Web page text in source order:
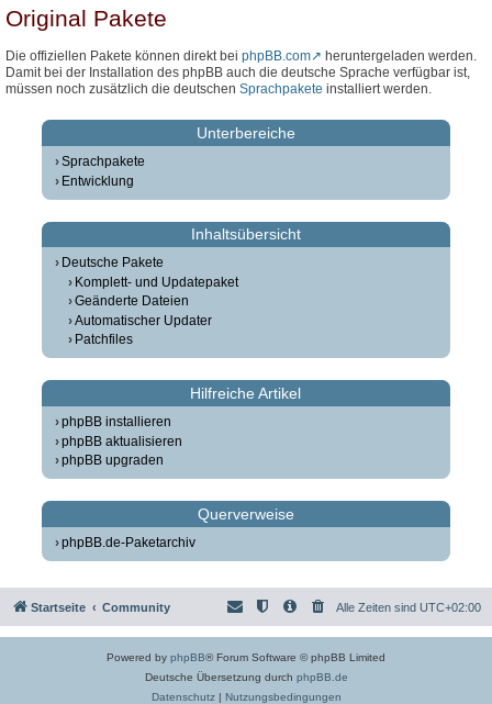
Original Pakete
Die offiziellen Pakete können direkt bei phpBB.com
heruntergeladen werden.
Damit bei der Installation des phpBB auch die deutsche Sprache verfügbar ist,
müssen noch zusätzlich die deutschen Sprachpakete installiert werden.
Unterbereiche
Sprachpakete
Entwicklung
Inhaltsübersicht
Deutsche Pakete
Komplett- und Updatepaket
Geänderte Dateien
Automatischer Updater
Patchfiles
Hilfreiche Artikel
phpBB installieren
phpBB aktualisieren
phpBB upgraden
Querverweise
phpBB.de-Paketarchiv
Startseite Community Alle Zeiten sind UTC+02:00
Powered by phpBB® Forum Software © phpBB Limited
Deutsche Übersetzung durch phpBB.de
Datenschutz| Nutzungsbedingungen